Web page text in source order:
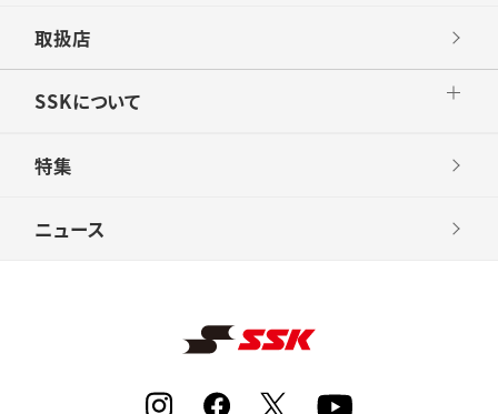
取扱店
SSKについて
特集
ニュース